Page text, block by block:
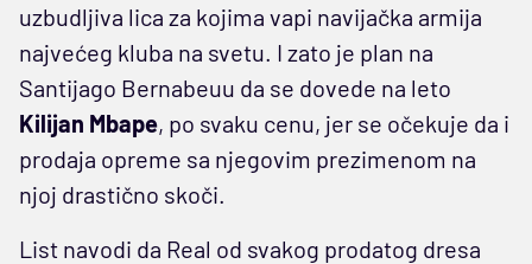
uzbudljiva lica za kojima vapi navijačka armija
najvećeg kluba na svetu. I zato je plan na
Santijago Bernabeuu da se dovede na leto
Kilijan Mbape, po svaku cenu, jer se očekuje da i
prodaja opreme sa njegovim prezimenom na
njoj drastično skoči.
List navodi da Real od svakog prodatog dresa